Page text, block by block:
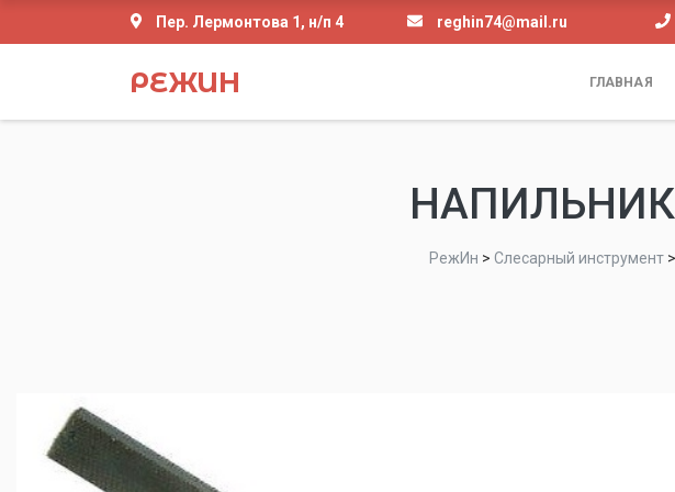
Пер. Лермонтова 1, н/п 4 reghin74@mail.ru
РЕЖИН ГЛАВНАЯ
РежИн > Слесарный инструмент >